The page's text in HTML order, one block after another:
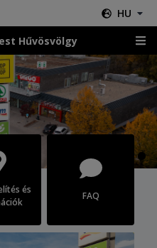
HU
Hűvösvölgy
és
FAQ